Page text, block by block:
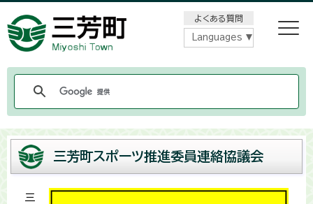
よくある質問
Languages
三芳町スポーツ推進委員連絡協議会
三